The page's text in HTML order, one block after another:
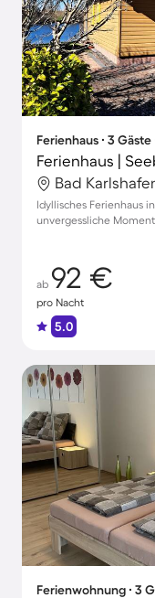
Ferienhaus ∙ 3
Ferienhaus |
Bad
Idyllisches Ferienhaus
unvergessliche
ab 92 €
pro Nacht
5.0
Ferienwohnung ∙ 3